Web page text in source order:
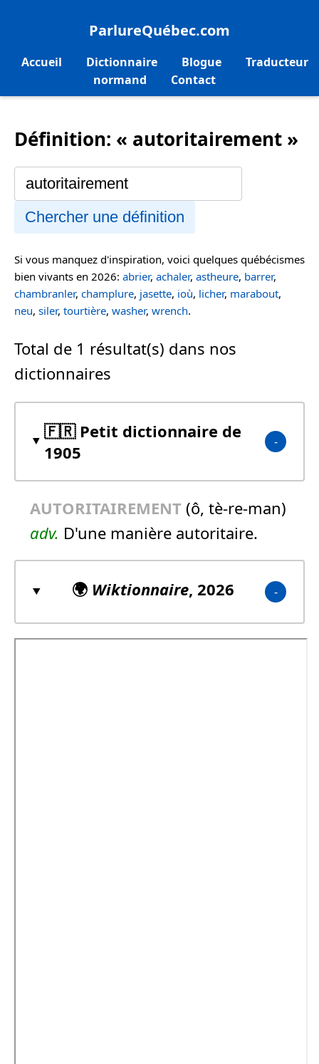
ParlureQuébec.com
Accueil Dictionnaire Blogue
Traducteur
normand
Contact
Définition: « autoritairement »
Chercher une définition
Si vous manquez d'inspiration, voici quelques québécismes
bien vivants en 2026: abrier, achaler, astheure, barrer,
chambranler, champlure, jasette, ioù, licher, marabout,
neu, siler, tourtière, washer, wrench.
Total de 1 résultat(s) dans nos
dictionnaires
🇫🇷 Petit dictionnaire de
1905
AUTORITAIREMENT (ô, tè-re-man)
adv. D'une manière autoritaire.
🌍 Wiktionnaire, 2026